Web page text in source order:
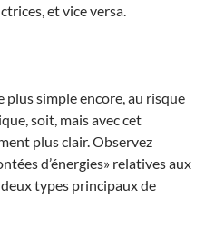
et vice versa.
simple encore, au risque
soit, mais avec cet
plus clair. Observez
d’énergies» relatives aux
types principaux de